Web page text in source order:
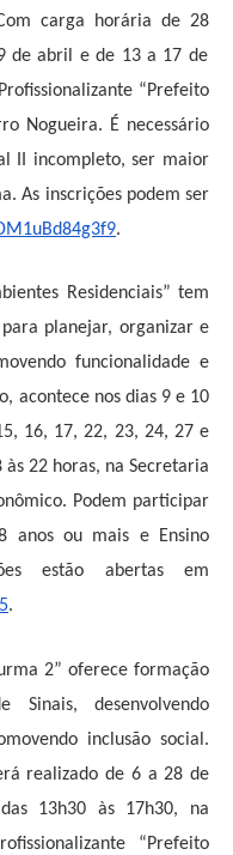
carga horária de 28
de abril e de 13 a 17 de
“Prefeito
Nogueira. É necessário
II incompleto, ser maior
As inscrições podem ser
.
Residenciais” tem
planejar, organizar e
funcionalidade e
acontece nos dias 9 e 10
16, 17, 22, 23, 24, 27 e
22 horas, na Secretaria
Podem participar
anos ou mais e Ensino
estão abertas em
.
2” oferece formação
desenvolvendo
inclusão social.
realizado de 6 a 28 de
13h30 às 17h30, na
“Prefeito